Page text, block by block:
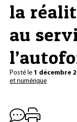
la
au
Posté le 1 décembre
et numérique